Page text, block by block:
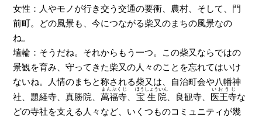
女性：人やモノが行き交う交通の要衝、農村、そして、門
前町。どの風景も、今につながる柴又のまちの風景なの
ね。
埴輪：そうだね。それからもう一つ。この柴又ならではの
景観を育み、守ってきた柴又の人々のことを忘れてはいけ
ないね。人情のまちと称される柴又は、自治町会や八幡神
社、題経寺、真勝院、萬福寺
まんぷくじ
宝生院
ほうしょういん
、良観寺、 医王寺
いおうじ
な
どの寺社を支える人々など、いくつものコミュニティが幾